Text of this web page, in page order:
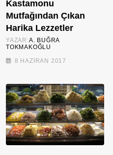
Kastamonu
Mutfağından Çıkan
Harika Lezzetler
YAZAR:A. BUĞRA
TOKMAKOĞLU
8 HAZIRAN 2017